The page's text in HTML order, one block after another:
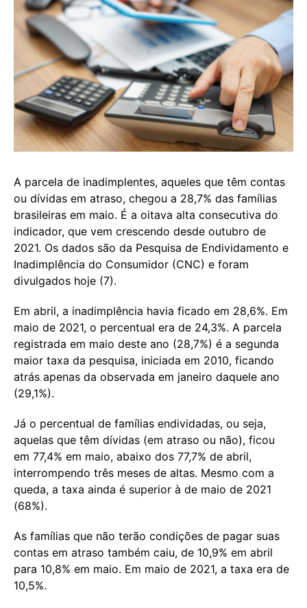
A parcela de inadimplentes, aqueles que têm contas
ou dívidas em atraso, chegou a 28,7% das famílias
brasileiras em maio. É a oitava alta consecutiva do
indicador, que vem crescendo desde outubro de
2021. Os dados são da Pesquisa de Endividamento e
Inadimplência do Consumidor (CNC) e foram
divulgados hoje (7).
Em abril, a inadimplência havia ficado em 28,6%. Em
maio de 2021, o percentual era de 24,3%. A parcela
registrada em maio deste ano (28,7%) é a segunda
maior taxa da pesquisa, iniciada em 2010, ficando
atrás apenas da observada em janeiro daquele ano
(29,1%).
Já o percentual de famílias endividadas, ou seja,
aquelas que têm dívidas (em atraso ou não), ficou
em 77,4% em maio, abaixo dos 77,7% de abril,
interrompendo três meses de altas. Mesmo com a
queda, a taxa ainda é superior à de maio de 2021
(68%).
As famílias que não terão condições de pagar suas
contas em atraso também caiu, de 10,9% em abril
para 10,8% em maio. Em maio de 2021, a taxa era de
10,5%.